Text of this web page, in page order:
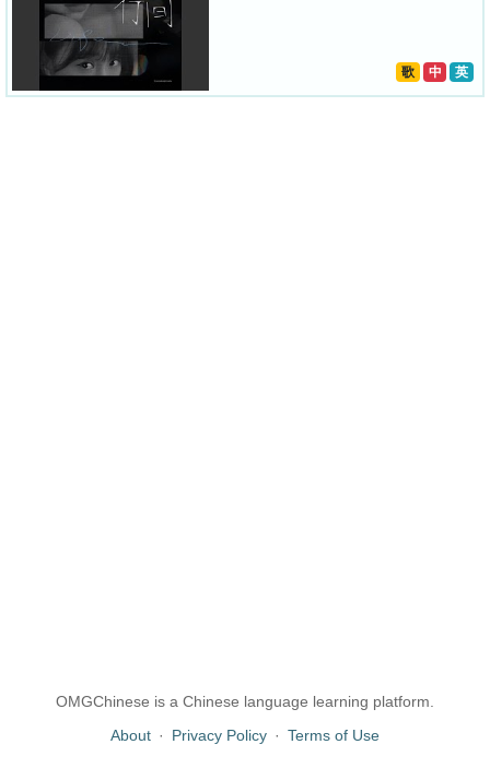
歌 中 英
OMGChinese is a Chinese language learning platform.
About · Privacy Policy · Terms of Use